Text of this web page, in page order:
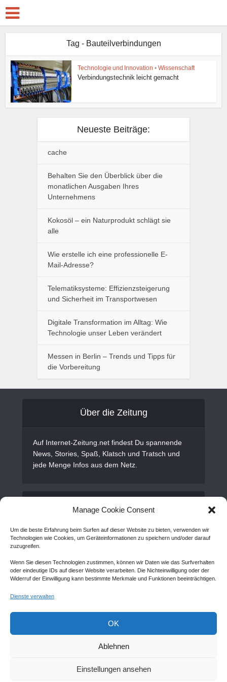
Manage Cookie Consent
Um die beste Erfahrung beim Surfen auf dieser Website zu bieten, verwenden wir
Technologien wie Cookies, um Geräteinformationen zu speichern und/oder darauf
zuzugreifen.
Wenn Sie diesen Technologien zustimmen, können wir Daten wie das Surfverhalten
oder eindeutige IDs auf dieser Website verarbeiten. Die Nichteinwilligung oder der
Widerruf der Einwilligung kann bestimmte Merkmale und Funktionen beeinträchtigen.
Dienste verwalten
OK
Ablehnen
Einstellungen ansehen
Tag - Bauteilverbindungen
Technologie und Innovation • Wissenschaft
Verbindungstechnik leicht gemacht
Neueste Beiträge:
cache
Behalten Sie den Überblick über die
monatlichen Ausgaben Ihres
Unternehmens
Kokosöl – ein Naturprodukt schlägt sie
alle
Wie erstelle ich eine professionelle E-
Mail-Adresse?
Telematiksysteme: Effizienzsteigerung
und Sicherheit im Transportwesen
Digitale Transformation im Alltag: Wie
Technologie unser Leben verändert
Messen in Berlin – Trends und Tipps für
die Vorbereitung
Über die Zeitung
Auf Internet-Zeitung.net findest Du spannende
News, Stories, Spaß, Klatsch und Tratsch und
jede Menge Infos aus dem Netz.
Alles Wichtige
Gastartikel
AGB
Sitemap
Awantego.com